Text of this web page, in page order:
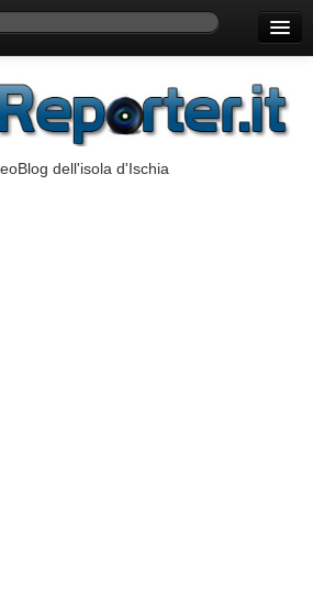
D’Ambra
dell'isola d'Ischia